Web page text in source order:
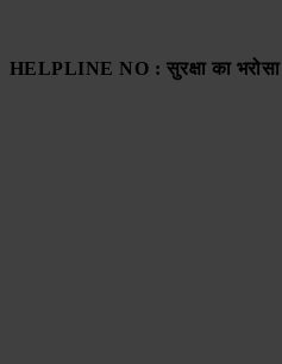
HELPLINE NO : सुरक्षा का भरोसा